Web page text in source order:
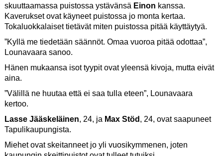
skuuttaamassa puistossa ystävänsä Einon kanssa.
Kaverukset ovat käyneet puistossa jo monta kertaa.
Tokaluokkalaiset tietävät miten puistossa pitää käyttäytyä.
”Kyllä me tiedetään säännöt. Omaa vuoroa pitää odottaa”,
Lounavaara sanoo.
Hänen mukaansa isot tyypit ovat yleensä kivoja, mutta eivät
aina.
”Välillä ne huutaa että ei saa tulla eteen”, Lounavaara
kertoo.
Lasse Jääskeläinen, 24, ja Max Stöd , 24, ovat saapuneet
Tapulikaupungista.
Miehet ovat skeitanneet jo yli vuosikymmenen, joten